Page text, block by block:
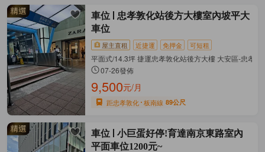
車位
忠孝敦化站後方大樓室內坡平大
車位
屋主直租 近捷運 免押金 可短租
平面式/14.3坪 捷運忠孝敦化站後方大樓 大安區-忠孝東
07-26發佈
9,500元/月
距忠孝敦化 板南線 89公尺
車位
小巨蛋好停!育達南京東路室內
平面車位1200元~